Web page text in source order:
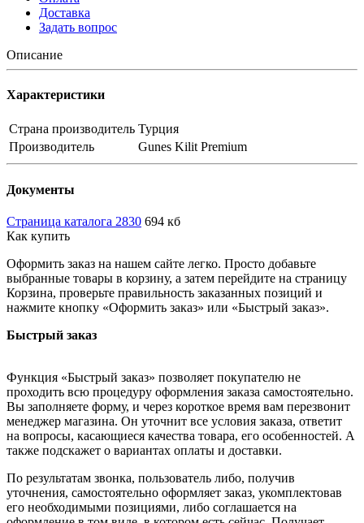
Доставка
Задать вопрос
Описание
Характеристики
Страна производитель Турция
Производитель
Gunes Kilit Premium
Документы
Страница каталога 2830 694 кб
Как купить
Оформить заказ на нашем сайте легко. Просто добавьте
выбранные товары в корзину, а затем перейдите на страницу
Корзина, проверьте правильность заказанных позиций и
нажмите кнопку «Оформить заказ» или «Быстрый заказ».
Быстрый заказ
Функция «Быстрый заказ» позволяет покупателю не
проходить всю процедуру оформления заказа самостоятельно.
Вы заполняете форму, и через короткое время вам перезвонит
менеджер магазина. Он уточнит все условия заказа, ответит
на вопросы, касающиеся качества товара, его особенностей. А
также подскажет о вариантах оплаты и доставки.
По результатам звонка, пользователь либо, получив
уточнения, самостоятельно оформляет заказ, укомплектовав
его необходимыми позициями, либо соглашается на